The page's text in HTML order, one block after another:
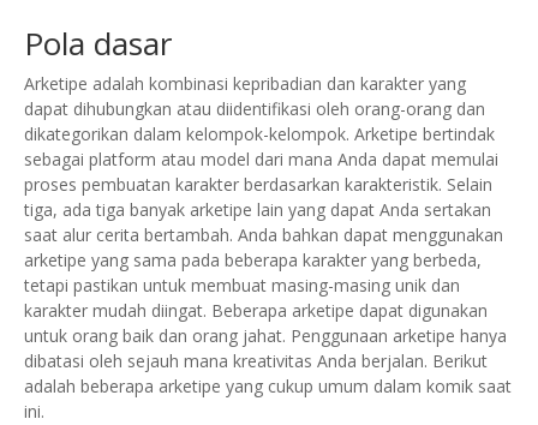
Pola dasar
Arketipe adalah kombinasi kepribadian dan karakter yang
dapat dihubungkan atau diidentifikasi oleh orang-orang dan
dikategorikan dalam kelompok-kelompok. Arketipe bertindak
sebagai platform atau model dari mana Anda dapat memulai
proses pembuatan karakter berdasarkan karakteristik. Selain
tiga, ada tiga banyak arketipe lain yang dapat Anda sertakan
saat alur cerita bertambah. Anda bahkan dapat menggunakan
arketipe yang sama pada beberapa karakter yang berbeda,
tetapi pastikan untuk membuat masing-masing unik dan
karakter mudah diingat. Beberapa arketipe dapat digunakan
untuk orang baik dan orang jahat. Penggunaan arketipe hanya
dibatasi oleh sejauh mana kreativitas Anda berjalan. Berikut
adalah beberapa arketipe yang cukup umum dalam komik saat
ini.